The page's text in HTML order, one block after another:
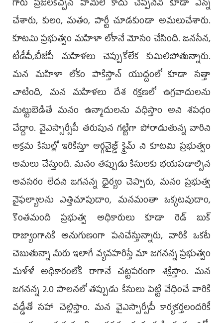
గారు ప్రజలకిచ్చిన హామీలే కాదు చెప్పనివి కూడా ఎన్నో
చేశారు, కులం, మతం, పార్టీ చూడకుండా అమలుచేశారు.
కూటమి ప్రభుత్వం మహిళా లోకానే మోసం చేసింది. జనసేన,
టీడీపీ,బీజేపీ మహిళలు చెప్పుకోలేక కుమిలిపోతున్నారు.
మన మహిళా లోకం పాకిస్తాన్‌ యుద్దంలో కూడా సత్తా
చాటింది, మన మహిళలు దేశ రక్షణలో ఉగ్రవాదులను
మట్టుబెడితే మనం ఉన్మాదులను వధిస్తాం అని శపధం
చేద్దాం. వైఎస్సార్సీపీ తరుపున గట్టిగా పోరాడుతున్న వారిని
అక్రమ కేసుల్లో ఇరికిస్తూ ఆర్గనైజ్డ్‌ క్రైమ్‌ ని కూటమి ప్రభుత్వం
అమలు చేస్తుంది. మనం తప్పుడు కేసులకు భయపడాల్సిన
అవసరం లేదని జగనన్న ధైర్యం చెప్పారు, మనం ప్రభుత్వ
వైఫల్యాలను ఎత్తిచూపుదాం, మనమంతా ఒక్కటవుదాం,
కొంతమంది ప్రభుత్వ అధికారులు కూడా రెడ్‌ బుక్‌
రాజ్యాంగానికి అనుగుణంగా పనిచేస్తున్నారు, వారికి ఒకటే
చెబుతున్నా మీరు ఇలాగే వ్యవహరిస్తే మా జగనన్న ప్రభుత్వం
మళ్ళీ అధికారంలోకి రాగానే చట్టపరంగా శిక్షిస్తాం. మన
జగనన్న 2.0 పాలనలో తప్పుడు కేసులు పెట్టి వేధించే వారికి
వడ్డీతో సహా చెల్లిస్తాం. మన వైఎస్సార్సీపీ కార్యకర్తలందరికీ